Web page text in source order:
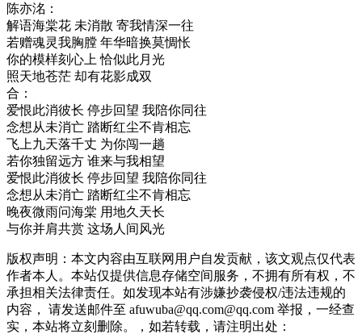
陈亦洺：
解语海棠花 未消散 寄我情深一往
若赠魂灵我胸膛 年华暗换莫惆怅
你的模样刻心上 恰似此月光
照天地苍茫 却有花影成双
合：
爱恨此消彼长 停步回望 我陪你同往
念想从未消亡 踏断红尘不肯相忘
飞上九天落千丈 为你闯一趟
若你独留远方 谁来与我相望
爱恨此消彼长 停步回望 我陪你同往
念想从未消亡 踏断红尘不肯相忘
晚夜微雨问海棠 用地久天长
与你并肩共赏 这场人间风光
版权声明：本文内容由互联网用户自发贡献，该文观点仅代表
作者本人。本站仅提供信息存储空间服务，不拥有所有权，不
承担相关法律责任。如发现本站有涉嫌抄袭侵权/违法违规的
内容， 请发送邮件至 afuwuba@qq.com@qq.com 举报，一经查
实，本站将立刻删除。，如若转载，请注明出处：